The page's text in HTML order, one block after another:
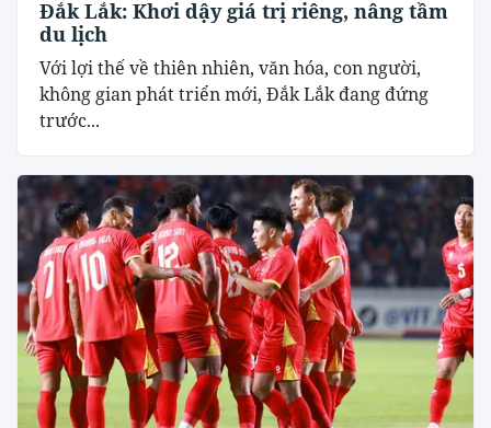
Đắk Lắk: Khơi dậy giá trị riêng, nâng tầm
du lịch
Với lợi thế về thiên nhiên, văn hóa, con người,
không gian phát triển mới, Đắk Lắk đang đứng
trước...